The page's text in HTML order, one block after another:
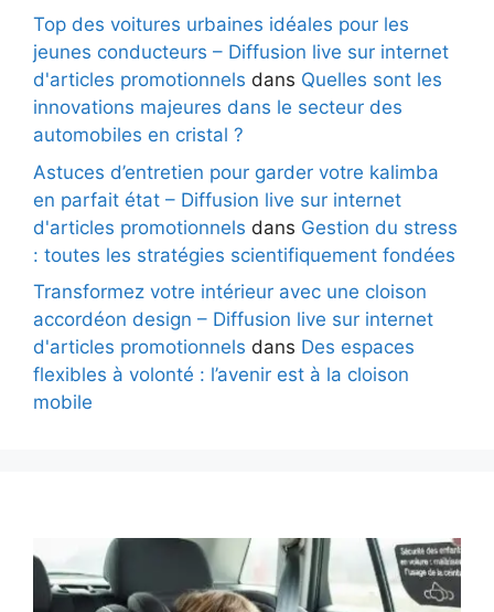
Top des voitures urbaines idéales pour les
jeunes conducteurs – Diffusion live sur internet
d'articles promotionnels dans Quelles sont les
innovations majeures dans le secteur des
automobiles en cristal ?
Astuces d’entretien pour garder votre kalimba
en parfait état – Diffusion live sur internet
d'articles promotionnels dans Gestion du stress
: toutes les stratégies scientifiquement fondées
Transformez votre intérieur avec une cloison
accordéon design – Diffusion live sur internet
d'articles promotionnels dans Des espaces
flexibles à volonté : l’avenir est à la cloison
mobile